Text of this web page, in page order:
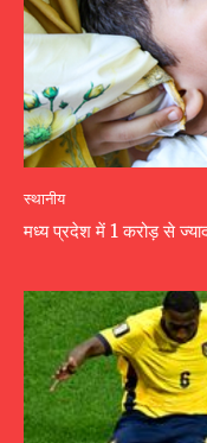
स्थानीय
मध्य प्रदेश में 1 करोड़ से